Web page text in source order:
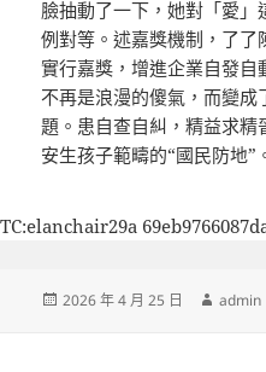
臉抽動了一下，她對「愛
例對等。述嘉獎機制，了
實行嘉獎，增進企業自發
不再是浪漫的傻氣，而變
題。患自查自糾，精益求
安生孩子範疇的“國民防地”
TC:elanchair29a
發
2026 年 4 月 25 日
作
admin